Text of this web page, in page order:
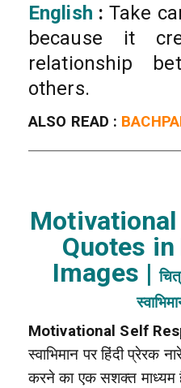
English : Take
because it
relationship
others.
ALSO READ :
Quotes
Images |
Motivational Self
स्वाभिमान पर हिंदी प्रेरक
करने का एक सशक्त माध्यम